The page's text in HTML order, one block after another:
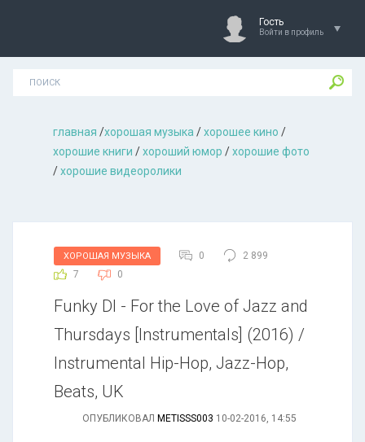
Гость
Войти в профиль
главная /хорошая музыкa /хорошее кино /
хорошие книги /хороший юмор /хорошие фото
/хорошие видеоролики
ХОРОШАЯ МУЗЫКА 0
2 899
7
0
Funky Dl - For the Love of Jazz and
Thursdays [Instrumentals] (2016) /
Instrumental Hip-Hop, Jazz-Hop,
Beats, UK
ОПУБЛИКОВАЛ METISSS003 10-02-2016, 14:55